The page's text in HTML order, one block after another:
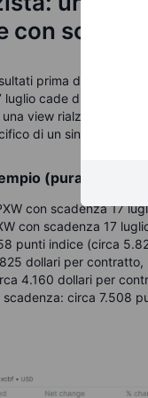
con
prima dell'apertura
luglio cade due sedute
view rialzista su
di un singolo titolo.
(puramente
con scadenza 17
con scadenza 17
punti indice (circa
dollari per
4.160 dollari per
circa 7.508